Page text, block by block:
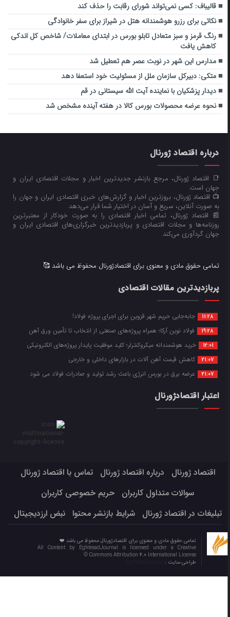
قالیباف: کسی نمی‌تواند شورای رقابت را حذف کند
نکاتی برای رزرو هوشمندانه هتل در شیراز برای سفر خانوادگی
رنگ قرمز و سبز متعادل تابلو بورس در ابتدای معاملات/ شاخص کل اندکی
کاهش یافت
مدارس این شهر در نوبت عصر هم تعطیل شد
متکی: دبیرکل سازمان ملل از مسئولیت خود استعفا دهد
دیدار پزشکیان با نماینده آیت الله سیستانی در قم
نحوه عرضه محصولات بورس کالا در هفته آینده مشخص شد
درباره اقتصاد ژورنال
📑 اقتصاد ژورنال، مرجع بازنشر جدیدترین اخبار و مجلات اقتصادی ایران و
جهان است.
📺 اقتصاد ژورنال، بروزترین اخبار و گزارش‌های خبری اقتصادی ایران و جهان را
به صورت آنلاین، سریع و آسان در اختیار شما قرار می‌‌دهد.
📰 اقتصاد ژورنال، تمامی اخبار اقتصادی را به صورت خودکار از معتبرترین
روزنامه‌ها و مجلات اقتصادی و پربازدیدترین خبرگزاری‌های اقتصادی ایران و
جهان گردآوری می‌کند.
تمامی حقوق مادی و معنوی برای اقتصادژورنال محفوظ می باشد 🥰
پربازدیدترین مقالات اقتصادی
11:28 جابه‌جایی حریم شهر قزوین برای اجرای پروژه فولاد!
19:28 فولاد نوین آرکا؛ همراه پروژه‌های صنعتی از انتخاب تا تأمین ورق آهن
12:01 خرید هوشمندانه میکروکنترلر؛ کلید موفقیت پایدار پروژه‌های الکترونیکی
21:07 کاهش قیمت آهن آلات در بازارهای داخلی و خارجی
21:07 عرضه برق در بورس انرژی باعث رشد تولید و صادرات فولاد می شود
اعتبار اقتصادژورنال
اقتصاد ژورنال درباره اقتصاد ژورنال
تماس با اقتصاد ژورنال
سوالات متداول کاربران
حریم خصوصی کاربران
تبلیغات در اقتصاد ژورنال
شرایط بازنشر محتوا نبض ارزدیجیتال
تمامی حقوق مادی و معنوی برای اقتصادژورنال محفوظ می باشد ❤️
All Content by EghtesadJournal is licensed under a Creative
Commons Attribution 4.0 International License ©️
طراحی سایت :